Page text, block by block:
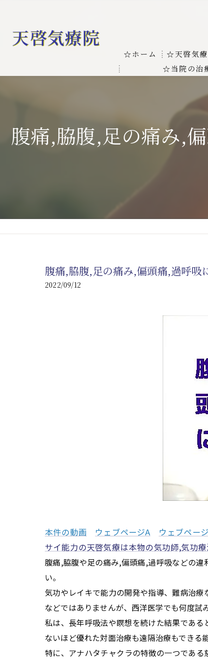
☆ホーム ☆天啓気
お客様の
天啓気療
本物の気
☆当院の治
線維筋痛症が天啓気
難病の疾患
心臓の疾患
腎臓の疾患
腹痛,脇腹,足の痛み,
腹痛,脇腹,足の痛み,偏頭痛,過呼吸
2022/09/12
本件の動画 ウェブページA ウェブペー
サイ能力の天啓気療は本物の気功師,気功
腹痛,脇腹や足の痛み,偏頭痛,過呼吸などの
い。
気功やレイキで能力の開発や指導、難病治療
などではありませんが、西洋医学でも何度試
私は、長年呼吸法や瞑想を続けた結果であ
ないほど優れた対面治療も遠隔治療もできる
特に、アナハタチャクラの特徴の一つであ